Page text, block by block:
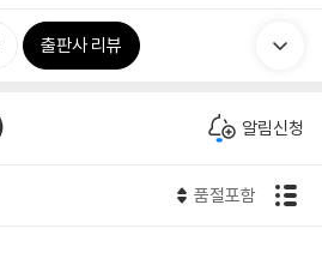
출판사 리뷰
알림신청
품절포함